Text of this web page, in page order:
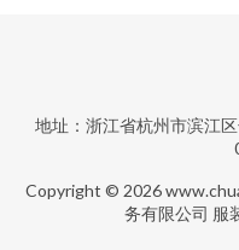
地址：浙江省杭州市滨江
Copyright © 2026
务有限公司 服